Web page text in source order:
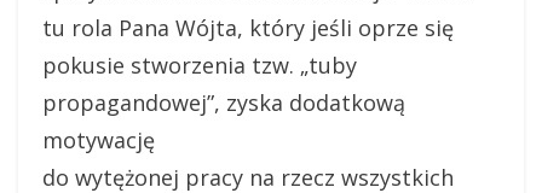
tu rola Pana Wójta, który jeśli oprze się
pokusie stworzenia tzw. „tuby
propagandowej”, zyska dodatkową
motywację
do wytężonej pracy na rzecz wszystkich